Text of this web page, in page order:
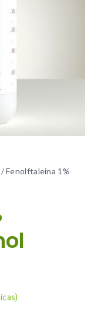
/ Fenolftaleina 1%